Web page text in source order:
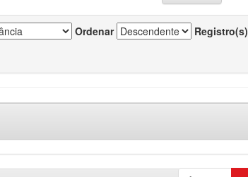
Ordenar Registro(s)